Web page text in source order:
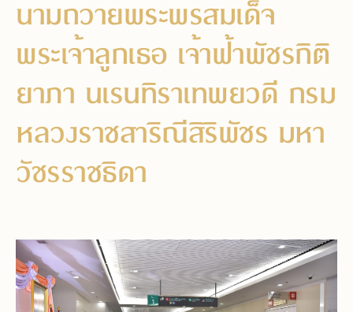
นามถวายพระพรสมเด็จ
พระเจ้าลูกเธอ เจ้าฟ้าพัชรกิติ
ยาภา นเรนทิราเทพยวดี กรม
หลวงราชสาริณีสิริพัชร มหา
วัชรราชธิดา